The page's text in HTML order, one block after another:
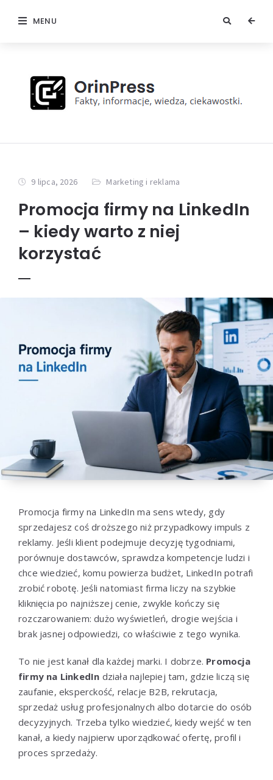
MENU
9 lipca, 2026 Marketing i reklama
Promocja firmy na LinkedIn
– kiedy warto z niej
korzystać
Promocja firmy na LinkedIn ma sens wtedy, gdy
sprzedajesz coś droższego niż przypadkowy impuls z
reklamy. Jeśli klient podejmuje decyzję tygodniami,
porównuje dostawców, sprawdza kompetencje ludzi i
chce wiedzieć, komu powierza budżet, LinkedIn potrafi
zrobić robotę. Jeśli natomiast firma liczy na szybkie
kliknięcia po najniższej cenie, zwykle kończy się
rozczarowaniem: dużo wyświetleń, drogie wejścia i
brak jasnej odpowiedzi, co właściwie z tego wynika.
To nie jest kanał dla każdej marki. I dobrze. Promocja
firmy na LinkedIn działa najlepiej tam, gdzie liczą się
zaufanie, eksperckość, relacje B2B, rekrutacja,
sprzedaż usług profesjonalnych albo dotarcie do osób
decyzyjnych. Trzeba tylko wiedzieć, kiedy wejść w ten
kanał, a kiedy najpierw uporządkować ofertę, profil i
proces sprzedaży.